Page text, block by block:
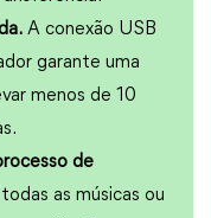
A conexão USB
garante uma
menos de 10
de
as músicas ou